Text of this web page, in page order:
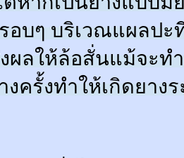
อบๆ บริเวณแผลป
ผลให้ล้อสั่นแม้จะท
งครั้งทำให้เกิดยา